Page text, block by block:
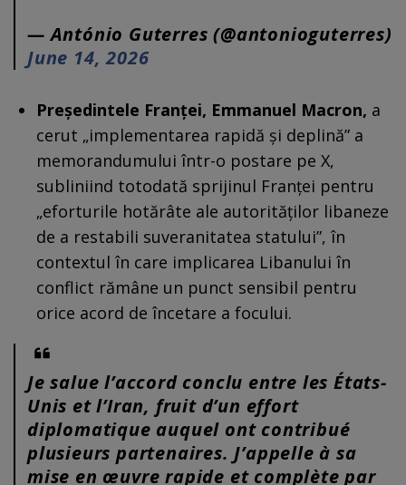
— António Guterres (@antonioguterres)
June 14, 2026
Președintele Franței, Emmanuel Macron, a
cerut „implementarea rapidă și deplină” a
memorandumului într-o postare pe X,
subliniind totodată sprijinul Franței pentru
„eforturile hotărâte ale autorităților libaneze
de a restabili suveranitatea statului”, în
contextul în care implicarea Libanului în
conflict rămâne un punct sensibil pentru
orice acord de încetare a focului.
Je salue l’accord conclu entre les États-
Unis et l’Iran, fruit d’un effort
diplomatique auquel ont contribué
plusieurs partenaires. J’appelle à sa
mise en œuvre rapide et complète par